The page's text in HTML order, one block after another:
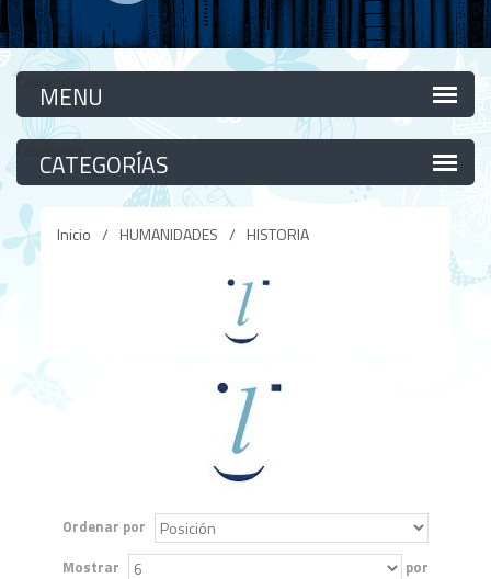
Categorías
Categorías
Inicio / HUMANIDADES / HISTORIA
Ordenar por
Mostrar
por